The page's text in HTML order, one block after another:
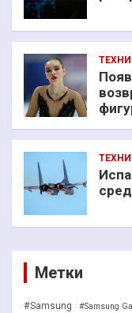
Метки
#Samsung #Samsung